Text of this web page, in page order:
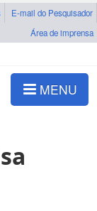
E-mail do Pesquisador
Área de imprensa
MENU